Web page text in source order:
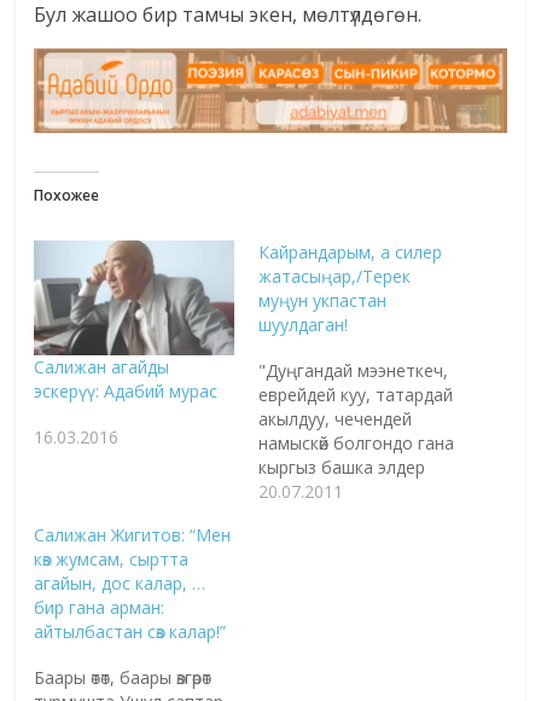
Бул жашоо бир тамчы экен, мөлтүлдөгөн.
Похожее
Салижан агайды
эскерүү: Адабий мурас
16.03.2016
Кайрандарым, а силер
жатасыңар,/Терек
муңун укпастан
шуулдаган!
"Дуңгандай мээнеткеч,
еврейдей куу, татардай
акылдуу, чечендей
намыскөй болгондо гана
кыргыз башка элдер
менен теңтайлаша
20.07.2011
Салижан Жигитов: “Мен
көз жумсам, сыртта
агайын, дос калар, …
бир гана арман:
айтылбастан сөз калар!”
Баары өтөт, баары өзгөрөт